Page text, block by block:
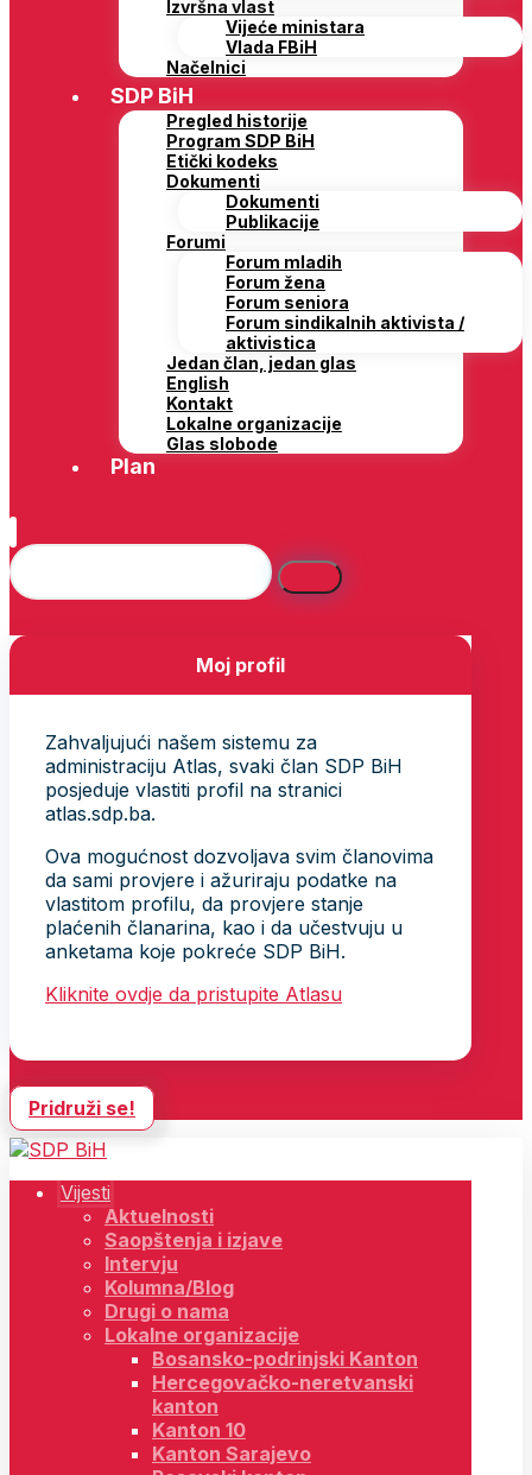
Izvršna vlast
Vijeće ministara
Vlada FBiH
Načelnici
SDP BiH
Pregled historije
Program SDP BiH
Etički kodeks
Dokumenti
Dokumenti
Publikacije
Forumi
Forum mladih
Forum žena
Forum seniora
Forum sindikalnih aktivista /
aktivistica
Jedan član, jedan glas
English
Kontakt
Lokalne organizacije
Glas slobode
Plan
Moj profil
Zahvaljujući našem sistemu za
administraciju Atlas, svaki član SDP BiH
posjeduje vlastiti profil na stranici
atlas.sdp.ba.
Ova mogućnost dozvoljava svim članovima
da sami provjere i ažuriraju podatke na
vlastitom profilu, da provjere stanje
plaćenih članarina, kao i da učestvuju u
anketama koje pokreće SDP BiH.
Kliknite ovdje da pristupite Atlasu
Pridruži se!
Vijesti
Aktuelnosti
Saopštenja i izjave
Intervju
Kolumna/Blog
Drugi o nama
Lokalne organizacije
Bosansko-podrinjski Kanton
Hercegovačko-neretvanski
kanton
Kanton 10
Kanton Sarajevo